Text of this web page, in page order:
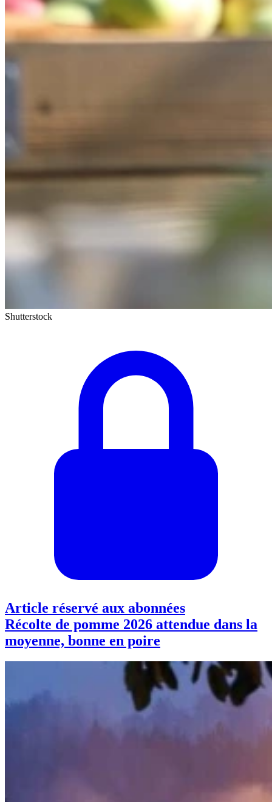
Shutterstock
Article réservé aux abonnées
Récolte de pomme 2026 attendue dans la
moyenne, bonne en poire